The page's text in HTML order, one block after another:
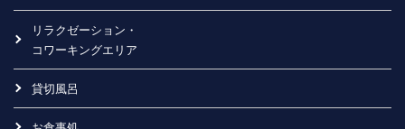
リラクゼーション・
コワーキングエリア
貸切風呂